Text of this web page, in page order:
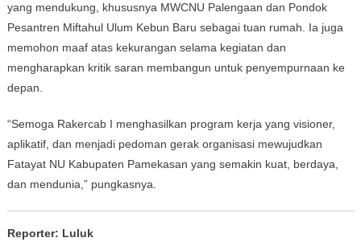
yang mendukung, khususnya MWCNU Palengaan dan Pondok
Pesantren Miftahul Ulum Kebun Baru sebagai tuan rumah. Ia juga
memohon maaf atas kekurangan selama kegiatan dan
mengharapkan kritik saran membangun untuk penyempurnaan ke
depan.
“Semoga Rakercab I menghasilkan program kerja yang visioner,
aplikatif, dan menjadi pedoman gerak organisasi mewujudkan
Fatayat NU Kabupaten Pamekasan yang semakin kuat, berdaya,
dan mendunia,” pungkasnya.
Reporter: Luluk